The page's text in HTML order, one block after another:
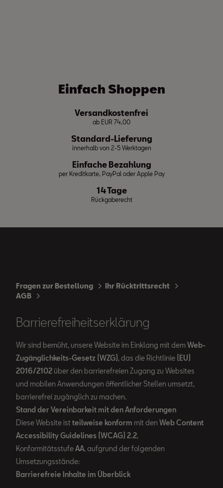
Einfach Shoppen
Versandkostenfrei
ab EUR 74,00
Standard-Lieferung
innerhalb von 2-5 Werktagen
Einfache Bezahlung
per Kreditkarte, PayPal oder Apple Pay
14 Tage
Rückgaberecht
Fragen zur Bestellung
Ihr Rücktrittsrecht
AGB
Barrierefreiheitserklärung
Wir sind bemüht, unsere Website im Einklang mit dem Web-
Zugänglichkeits-Gesetz (WZG) , das die Richtlinie (EU)
2016/2102 über den barrierefreien Zugang zu Websites
und mobilen Anwendungen öffentlicher Stellen umsetzt,
barrierefrei zugänglich zu machen.
Stand der Vereinbarkeit mit den Anforderungen
Diese Website ist teilweise konform mit den Web Content
Accessibility Guidelines (WCAG) 2.2,
KonformitätsstufeAA, aufgrund der folgenden
Umsetzungsstände:
Barrierefreie Inhalte im Überblick